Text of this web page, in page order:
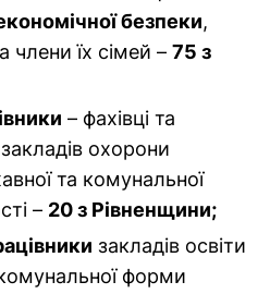
безпеки,
члени їх сімей – 75 з
– фахівці та
охорони
та комунальної
– 20 з Рівненщини;
закладів освіти
форми